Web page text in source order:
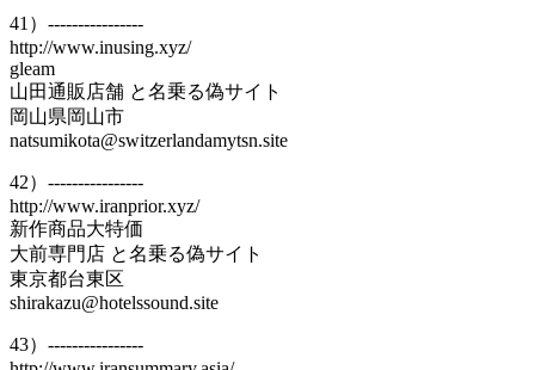
41）----------------
http://www.inusing.xyz/
gleam
山田通販店舗 と名乗る偽サイト
岡山県岡山市
natsumikota@switzerlandamytsn.site
42）----------------
http://www.iranprior.xyz/
新作商品大特価
大前専門店 と名乗る偽サイト
東京都台東区
shirakazu@hotelssound.site
43）----------------